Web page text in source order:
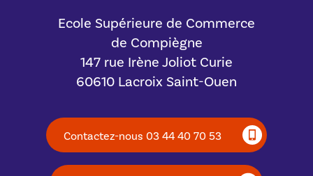
Ecole Supérieure de Commerce
de Compiègne
147 rue Irène Joliot Curie
60610 Lacroix Saint-Ouen
Contactez-nous 03 44 40 70 53